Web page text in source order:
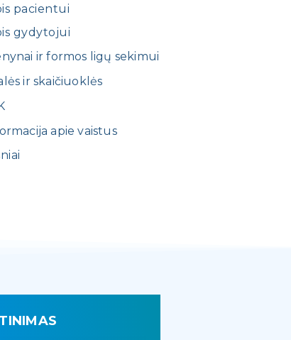
pacientui
gydytojui
ir formos ligų sekimui
ir skaičiuoklės
apie vaistus